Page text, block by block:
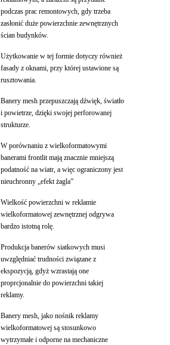
podczas prac remontowych, gdy trzeba
zasłonić duże powierzchnie zewnętrznych
ścian budynków.
Użytkowanie w tej formie dotyczy również
fasady z oknami, przy której ustawione są
rusztowania.
Banery mesh przepuszczają dźwięk, światło
i powietrze, dzięki swojej perforowanej
strukturze.
W porównaniu z wielkoformatowymi
banerami frontlit mają znacznie mniejszą
podatność na wiatr, a więc ograniczony jest
nieuchronny „efekt żagla”
Wielkość powierzchni w reklamie
wielkoformatowej zewnętrznej odgrywa
bardzo istotną rolę.
Produkcja banerów siatkowych musi
uwzględniać trudności związane z
ekspozycją, gdyż wzrastają one
proprcjonalnie do powierzchni takiej
reklamy.
Banery mesh, jako nośnik reklamy
wielkoformatowej są stosunkowo
wytrzymałe i odporne na mechaniczne